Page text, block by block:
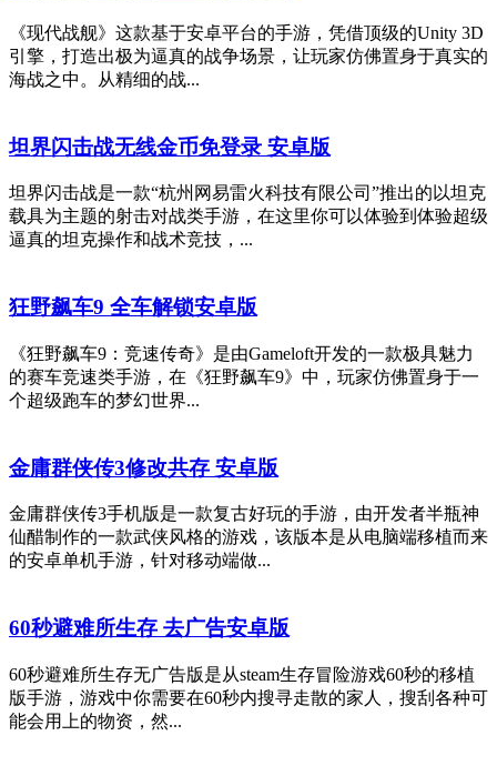
《现代战舰》这款基于安卓平台的手游，凭借顶级的Unity 3D
引擎，打造出极为逼真的战争场景，让玩家仿佛置身于真实的
海战之中。从精细的战...
坦界闪击战无线金币免登录 安卓版
坦界闪击战是一款“杭州网易雷火科技有限公司”推出的以坦克
载具为主题的射击对战类手游，在这里你可以体验到体验超级
逼真的坦克操作和战术竞技，...
狂野飙车9 全车解锁安卓版
《狂野飙车9：竞速传奇》是由Gameloft开发的一款极具魅力
的赛车竞速类手游，在《狂野飙车9》中，玩家仿佛置身于一
个超级跑车的梦幻世界...
金庸群侠传3修改共存 安卓版
金庸群侠传3手机版是一款复古好玩的手游，由开发者半瓶神
仙醋制作的一款武侠风格的游戏，该版本是从电脑端移植而来
的安卓单机手游，针对移动端做...
60秒避难所生存 去广告安卓版
60秒避难所生存无广告版是从steam生存冒险游戏60秒的移植
版手游，游戏中你需要在60秒内搜寻走散的家人，搜刮各种可
能会用上的物资，然...